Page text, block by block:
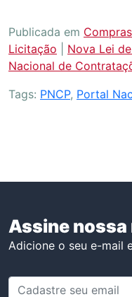
Publicada em
Licitação
Nova Lei
Nacional de
Tags: PNCP, Portal
Assine
Adicione o seu e-mail
Cadastre seu email